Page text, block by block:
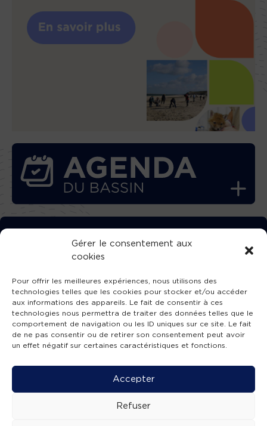
Gérer le consentement aux
cookies
Pour offrir les meilleures expériences, nous utilisons des
technologies telles que les cookies pour stocker et/ou accéder
aux informations des appareils. Le fait de consentir à ces
technologies nous permettra de traiter des données telles que le
comportement de navigation ou les ID uniques sur ce site. Le fait
de ne pas consentir ou de retirer son consentement peut avoir
un effet négatif sur certaines caractéristiques et fonctions.
Accepter
Refuser
TÉLÉCHARGEZ GRATUITEMENT
L’APPLICATION TVBA !
SUIVEZ-NOUS !
Mentions légales -Accessibilité